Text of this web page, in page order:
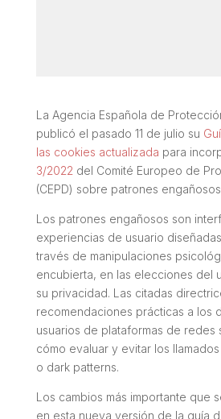
La Agencia Española de
publicó el pasado 11 de julio su
las cookies actualizada para
3/2022 del Comité Europeo de
(CEPD) sobre patrones
Los patrones engañosos son
experiencias de usuario
través de manipulaciones
encubierta, en las elecciones del
su privacidad. Las citadas
recomendaciones prácticas a los
usuarios de plataformas de redes
cómo evaluar y evitar los
o dark patterns.
Los cambios más importante que
en esta nueva versión de la guía